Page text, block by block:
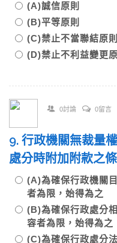
(A)誠信原則
(B)平等原則
(C)禁止不當聯結原
(D)禁止不利益變更
0討論 0留言
9. 行政機關無裁量
處分時附加附款之
(A)為確保行政機關
者為限，始得為之
(B)為確保行政處分
容者為限，始得為
(C)為確保行政處分